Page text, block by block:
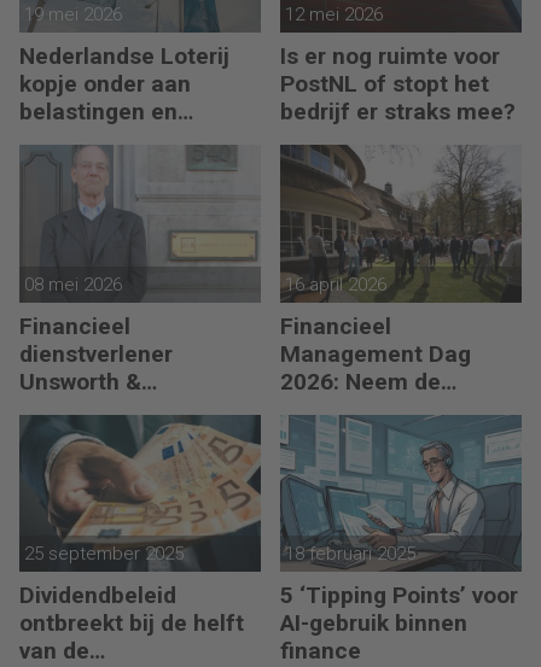
19 mei 2026
Nederlandse Loterij
kopje onder aan
belastingen en
regelgeving?
12 mei 2026
Is er nog ruimte voor
PostNL of stopt het
bedrijf er straks mee?
08 mei 2026
Financieel
dienstverlener
Unsworth &
Associates in
Luxemburgse handen
16 april 2026
Financieel
Management Dag
2026: Neem de
toekomst in eigen
hand
25 september 2025
Dividendbeleid
ontbreekt bij de helft
van de
18 februari 2025
5 ‘Tipping Points’ voor
AI-gebruik binnen
finance